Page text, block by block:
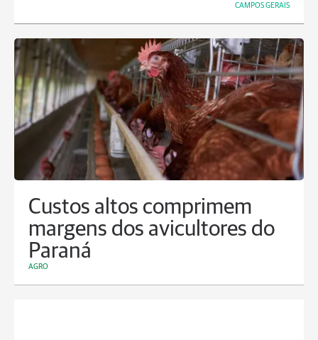
CAMPOS GERAIS
Custos altos comprimem
margens dos avicultores do
Paraná
AGRO